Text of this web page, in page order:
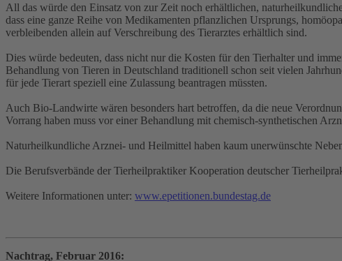
All das würde den Einsatz von zur Zeit noch erhältlichen,
dass eine ganze Reihe von Medikamenten pflanzlichen Ursprungs,
verbleibenden allein auf Verschreibung des Tierarztes erhältlich sind.
Dies würde bedeuten, dass nicht nur die Kosten für den Tierhalter und
Behandlung von Tieren in Deutschland traditionell schon seit vielen
für jede Tierart speziell eine Zulassung beantragen müssten.
Auch Bio-Landwirte wären besonders hart betroffen, da die neue
Vorrang haben muss vor einer Behandlung mit chemisch-synthetischen
Naturheilkundliche Arznei- und Heilmittel haben kaum unerwünschte
Die Berufsverbände der Tierheilpraktiker Kooperation deutscher
Weitere Informationen unter: www.epetitionen.bundestag.de
Nachtrag, Februar 2016: